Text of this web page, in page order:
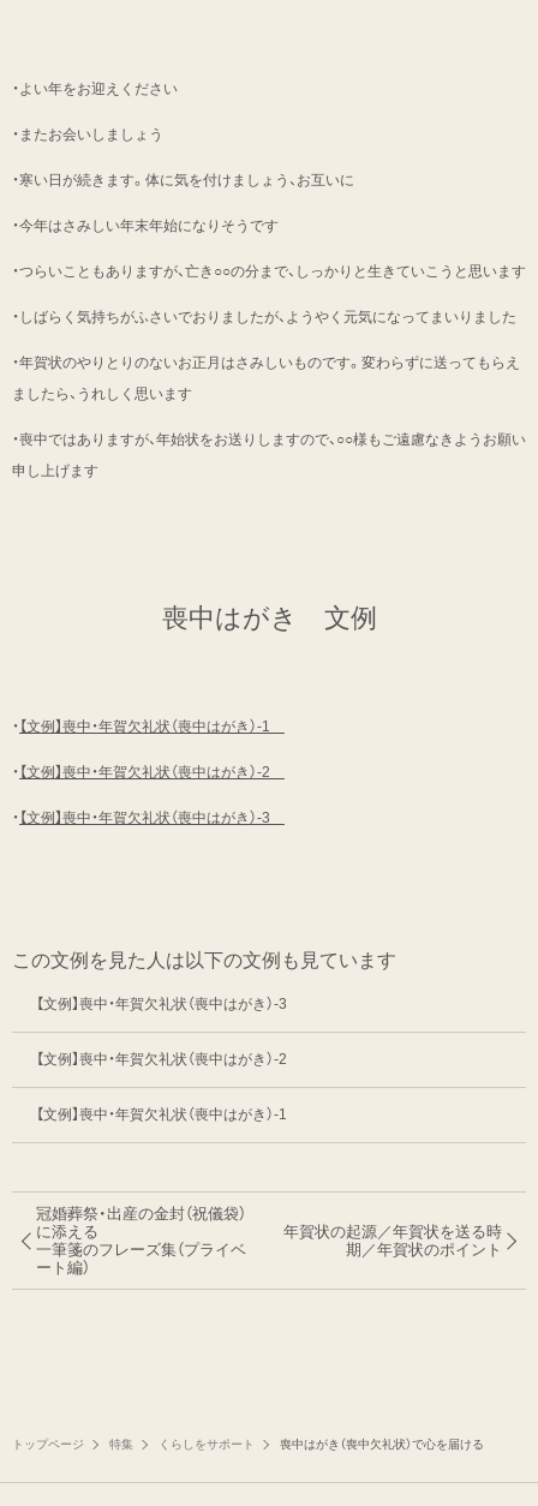
・よい年をお迎えください
・またお会いしましょう
・寒い日が続きます。体に気を付けましょう、お互いに
・今年はさみしい年末年始になりそうです
・つらいこともありますが、亡き○○の分まで、しっかりと生きていこうと思います
・しばらく気持ちがふさいでおりましたが、ようやく元気になってまいりました
・年賀状のやりとりのないお正月はさみしいものです。変わらずに送ってもらえ
ましたら、うれしく思います
・喪中ではありますが、年始状をお送りしますので、○○様もご遠慮なきようお願い
申し上げます
喪中はがき 文例
・ 【文例】喪中・年賀欠礼状（喪中はがき）-1
・ 【文例】喪中・年賀欠礼状（喪中はがき）-2
・ 【文例】喪中・年賀欠礼状（喪中はがき）-3
この文例を見た人は以下の文例も見ています
【文例】喪中・年賀欠礼状（喪中はがき）-3
【文例】喪中・年賀欠礼状（喪中はがき）-2
【文例】喪中・年賀欠礼状（喪中はがき）-1
冠婚葬祭・出産の金封（祝儀袋）
に添える
一筆箋のフレーズ集 （プライベ
ート編）
年賀状の起源／年賀状を送る時
期／年賀状のポイント
トップページ 特集 くらしをサポート 喪中はがき（喪中欠礼状）で心を届ける